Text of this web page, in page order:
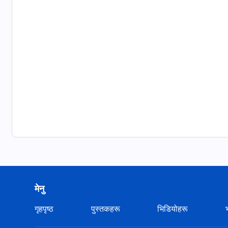
मेनु
गृहपृष्ठ पुस्तकहरू भिडियोहरू